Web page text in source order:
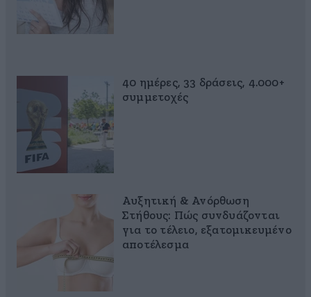
40 ημέρες, 33 δράσεις, 4.000+
συμμετοχές
Αυξητική & Ανόρθωση
Στήθους: Πώς συνδυάζονται
για το τέλειο, εξατομικευμένο
αποτέλεσμα